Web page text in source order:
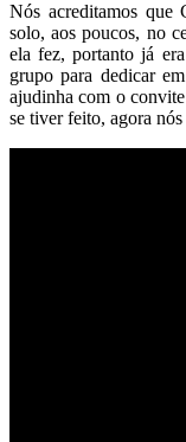
Nós acreditamos que
solo, aos poucos, no
ela fez, portanto já
grupo para dedicar
ajudinha com o
se tiver feito, agora nós